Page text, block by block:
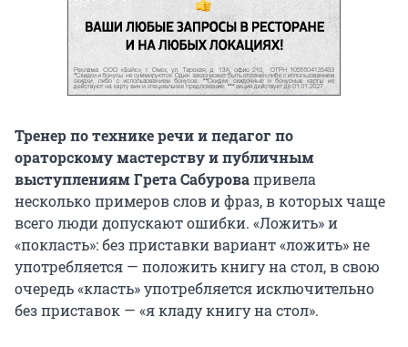
Тренер по технике речи и педагог по
ораторскому мастерству и публичным
выступлениям Грета Сабуровапривела
несколько примеров слов и фраз, в которых чаще
всего люди допускают ошибки. «Ложить» и
«покласть»: без приставки вариант «ложить» не
употребляется — положить книгу на стол, в свою
очередь «класть» употребляется исключительно
без приставок — «я кладу книгу на стол».